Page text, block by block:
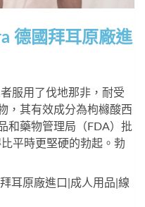
德國拜耳原廠進
服用了伐地那非，耐受
，其有效成分為枸櫞酸西
和藥物管理局（FDA）批
平時更堅硬的勃起。勃
耳原廠進口|成人用品|線